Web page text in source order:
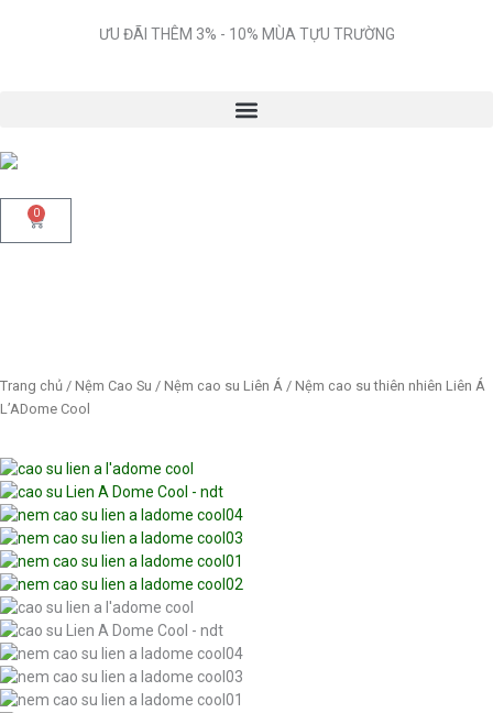
ƯU ĐÃI THÊM 3% - 10% MÙA TỰU TRƯỜNG
0
Cart
Trang chủ / Nệm Cao Su / Nệm cao su Liên Á / Nệm cao su thiên nhiên Liên Á
L’ADome Cool